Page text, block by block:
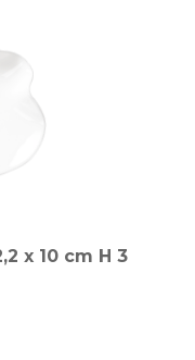
x 10 cm H 3